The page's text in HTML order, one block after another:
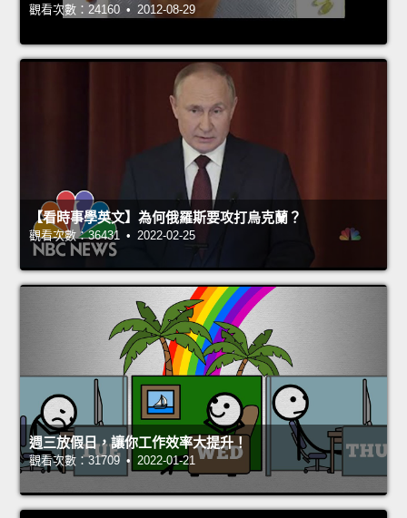
觀看次數：24160 • 2012-08-29
【看時事學英文】為何俄羅斯要攻打烏克蘭？
觀看次數：36431 • 2022-02-25
週三放假日，讓你工作效率大提升！
觀看次數：31709 • 2022-01-21